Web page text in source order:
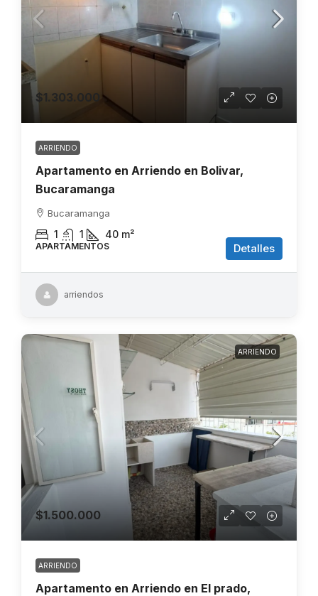
$1.303.000
ARRIENDO
Apartamento en Arriendo en Bolivar,
Bucaramanga
Bucaramanga
1 1 40 m²
APARTAMENTOS Detalles
arriendos
ARRIENDO
$1.500.000
ARRIENDO
Apartamento en Arriendo en El prado,